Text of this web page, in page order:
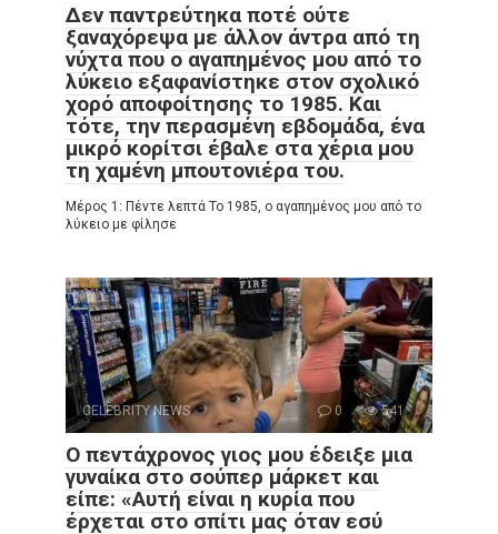
Δεν παντρεύτηκα ποτέ ούτε
ξαναχόρεψα με άλλον άντρα από τη
νύχτα που ο αγαπημένος μου από το
λύκειο εξαφανίστηκε στον σχολικό
χορό αποφοίτησης το 1985. Και
τότε, την περασμένη εβδομάδα, ένα
μικρό κορίτσι έβαλε στα χέρια μου
τη χαμένη μπουτονιέρα του.
Μέρος 1: Πέντε λεπτά Το 1985, ο αγαπημένος μου από το
λύκειο με φίλησε
CELEBRITY NEWS 0 541
Ο πεντάχρονος γιος μου έδειξε μια
γυναίκα στο σούπερ μάρκετ και
είπε: «Αυτή είναι η κυρία που
έρχεται στο σπίτι μας όταν εσύ